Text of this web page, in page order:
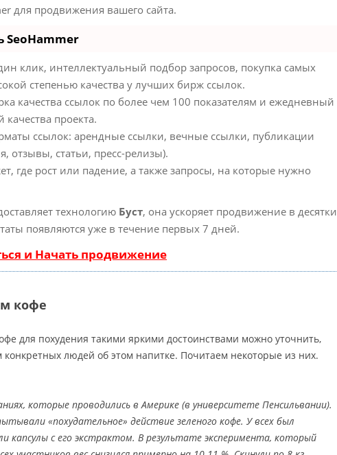
для продвижения вашего сайта.
SeoHammer
клик, интеллектуальный подбор запросов, покупка самых
степенью качества у лучших бирж ссылок.
качества ссылок по более чем 100 показателям и ежедневный
качества проекта.
ссылок: арендные ссылки, вечные ссылки, публикации
отзывы, статьи, пресс-релизы).
где рост или падение, а также запросы, на которые нужно
технологию Буст, она ускоряет продвижение в десятки
появляются уже в течение первых 7 дней.
и Начать продвижение
кофе
для похудения такими яркими достоинствами можно уточнить,
людей об этом напитке. Почитаем некоторые из них.
которые проводились в Америке (в университете Пенсильвании).
«похудательное» действие зеленого кофе. У всех был
капсулы с его экстрактом. В результате эксперимента, который